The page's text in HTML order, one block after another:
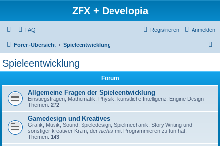
ZFX + Developia
FAQ Anmelden
Registrieren
Foren-Übersicht Spieleentwicklung
Spieleentwicklung
Forum
Allgemeine Fragen der Spieleentwicklung
Einstiegsfragen, Mathematik, Physik, künstliche Intelligenz, Engine Design
Themen: 272
Gamedesign und Kreatives
Grafik, Musik, Sound, Spieledesign, Spielmechanik, Story Writing und
sonstiger kreativer Kram, der nichts mit Programmieren zu tun hat.
Themen: 143